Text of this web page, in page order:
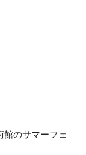
館のサマーフェ